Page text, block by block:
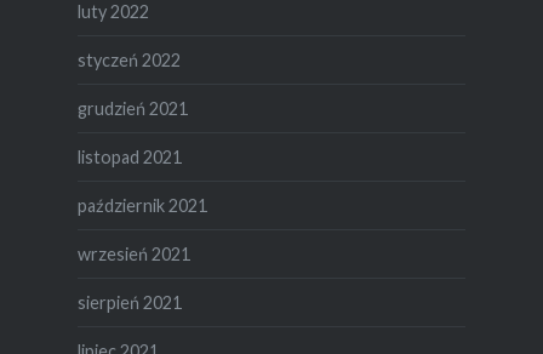
luty 2022
styczeń 2022
grudzień 2021
listopad 2021
październik 2021
wrzesień 2021
sierpień 2021